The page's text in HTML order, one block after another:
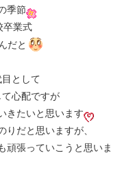
季節
卒業式
だと
として
心配ですが
きたいと思います
だと思いますが、
頑張っていこうと思いま